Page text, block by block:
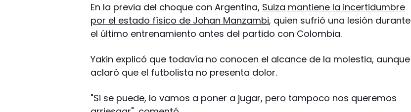
En la previa del choque con Argentina, Suiza mantiene la incertidumbre
por el estado físico de Johan Manzambi, quien sufrió una lesión durante
el último entrenamiento antes del partido con Colombia.
Yakin explicó que todavía no conocen el alcance de la molestia, aunque
aclaró que el futbolista no presenta dolor.
"Si se puede, lo vamos a poner a jugar, pero tampoco nos queremos